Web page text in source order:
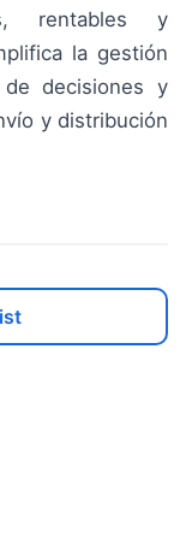
rentables y
la gestión
decisiones y
y distribución